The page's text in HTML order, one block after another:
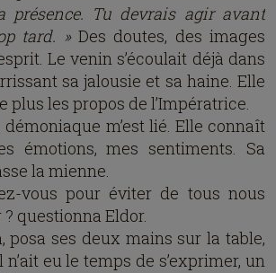
présence. Tu devrais agir avant
tard. » Des doutes, des images
Le venin s’écoulait déjà dans
sa jalousie et sa haine. Elle
plus les propos de l’Impératrice.
m’est lié. Elle connaît
émotions, mes sentiments. Sa
la mienne.
vous pour éviter de tous nous
questionna Eldor.
posa ses deux mains sur la table,
eu le temps de s’exprimer, un